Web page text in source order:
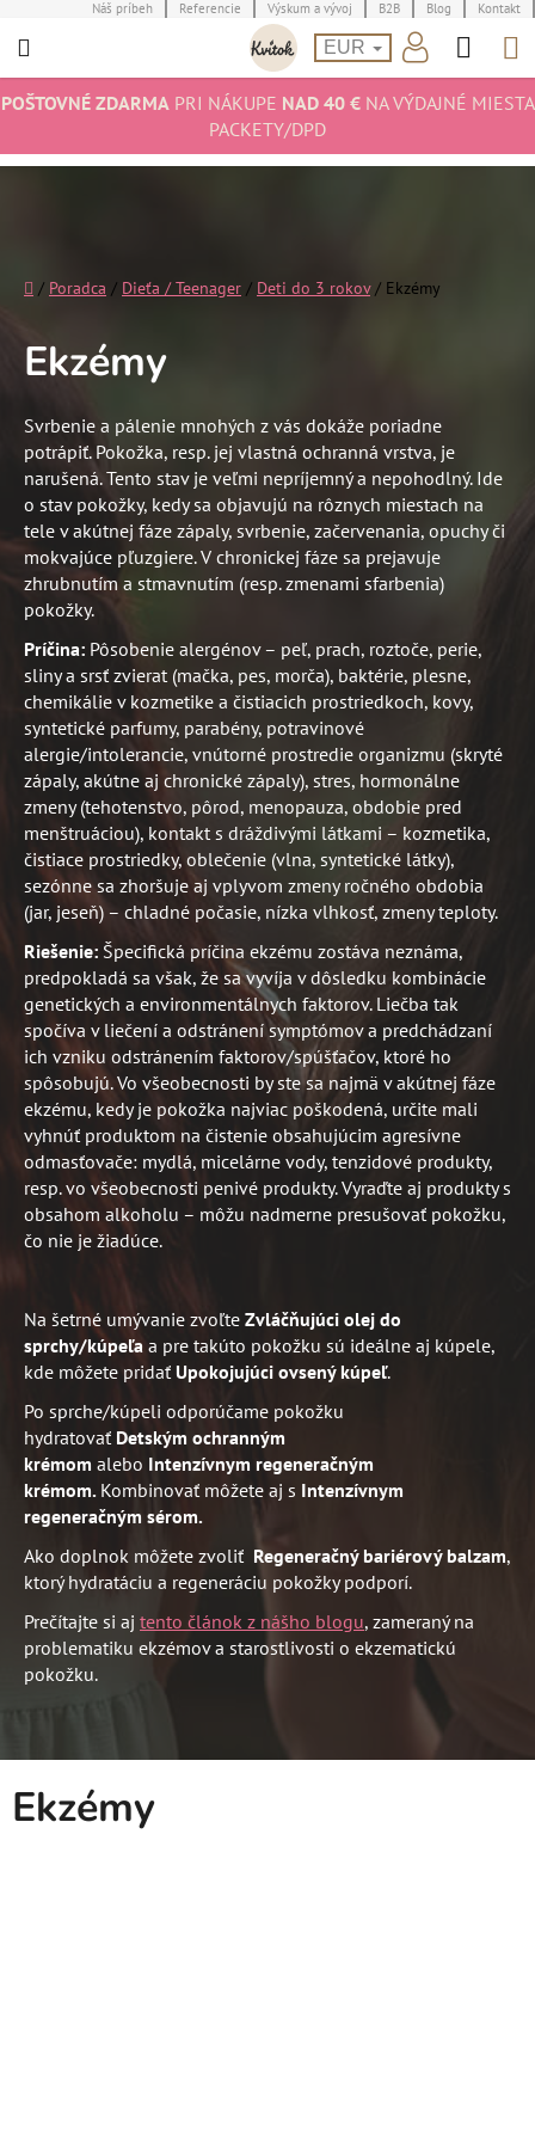
na
Náš príbeh Referencie Výskum a vývoj B2B Blog Kontakt
EUR
POŠTOVNÉ ZDARMAPRI NÁKUPE NAD 40 €NA VÝDAJNÉ MIESTA
PACKETY/DPD
Domov
/ Poradca / Dieťa / Teenager / Deti do 3 rokov / Ekzémy
Ekzémy
Svrbenie a pálenie mnohých z vás dokáže poriadne
potrápiť. Pokožka, resp. jej vlastná ochranná vrstva, je
narušená. Tento stav je veľmi nepríjemný a nepohodlný. Ide
o stav pokožky, kedy sa objavujú na rôznych miestach na
tele v akútnej fáze zápaly, svrbenie, začervenania, opuchy či
mokvajúce pľuzgiere. V chronickej fáze sa prejavuje
zhrubnutím a stmavnutím (resp. zmenami sfarbenia)
pokožky.
Príčina: Pôsobenie alergénov – peľ, prach, roztoče, perie,
sliny a srsť zvierat (mačka, pes, morča), baktérie, plesne,
chemikálie v kozmetike a čistiacich prostriedkoch, kovy,
syntetické parfumy, parabény, potravinové
alergie/intolerancie, vnútorné prostredie organizmu (skryté
zápaly, akútne aj chronické zápaly), stres, hormonálne
zmeny (tehotenstvo, pôrod, menopauza, obdobie pred
menštruáciou), kontakt s dráždivými látkami – kozmetika,
čistiace prostriedky, oblečenie (vlna, syntetické látky),
sezónne sa zhoršuje aj vplyvom zmeny ročného obdobia
(jar, jeseň) – chladné počasie, nízka vlhkosť, zmeny teploty.
Riešenie: Špecifická príčina ekzému zostáva neznáma,
predpokladá sa však, že sa vyvíja v dôsledku kombinácie
genetických a environmentálnych faktorov. Liečba tak
spočíva v liečení a odstránení symptómov a predchádzaní
ich vzniku odstránením faktorov/spúšťačov, ktoré ho
spôsobujú. Vo všeobecnosti by ste sa najmä v akútnej fáze
ekzému, kedy je pokožka najviac poškodená, určite mali
vyhnúť produktom na čistenie obsahujúcim agresívne
odmasťovače: mydlá, micelárne vody, tenzidové produkty,
resp. vo všeobecnosti penivé produkty. Vyraďte aj produkty s
obsahom alkoholu – môžu nadmerne presušovať pokožku,
čo nie je žiadúce.
Na šetrné umývanie zvoľte Zvláčňujúci olej do
sprchy/kúpeľa a pre takúto pokožku sú ideálne aj kúpele,
kde môžete pridať Upokojujúci ovsený kúpeľ.
Po sprche/kúpeli odporúčame pokožku
hydratovať Detským ochranným
krémom alebo Intenzívnym regeneračným
krémom. Kombinovať môžete aj s Intenzívnym
regeneračným sérom.
Ako doplnok môžete zvoliť Regeneračný bariérový balzam,
ktorý hydratáciu a regeneráciu pokožky podporí.
Prečítajte si aj tento článok z nášho blogu, zameraný na
problematiku ekzémov a starostlivosti o ekzematickú
pokožku.
Ekzémy